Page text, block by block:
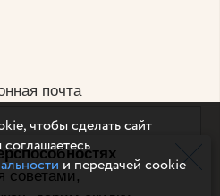
советами,
почта
и смс
чтобы сделать сайт
и передачей cookie